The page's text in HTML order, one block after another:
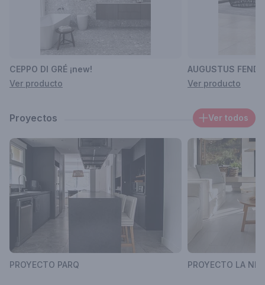
Los porcellanatos de ILVA son meticulosamente creados para
ofrecer una matriz de posibilidades de diseño. Nuestra línea
de productos incluye piedras naturales, madera añejada y
moderno concreto, lucido con interminables combinaciones
primas utilizadas en cada porcellanato de ILVA, provenientes
en su mayoría de Italia y España, son cuidadosamente
Contacto
ilvaestudionordelta@ilva.com.ar
CEPPO DI GRÉ ¡new!
Ver producto
AUGUSTUS FENDI
Ver producto
Proyectos Ver todos
PROYECTO PARQ PROYECTO LA